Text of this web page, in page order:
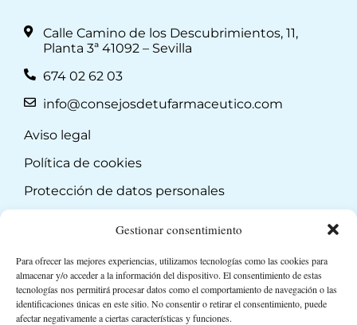
Gestionar consentimiento
Para ofrecer las mejores experiencias, utilizamos tecnologías como las cookies para
almacenar y/o acceder a la información del dispositivo. El consentimiento de estas
tecnologías nos permitirá procesar datos como el comportamiento de navegación o las
identificaciones únicas en este sitio. No consentir o retirar el consentimiento, puede
afectar negativamente a ciertas características y funciones.
Calle Camino de los Descubrimientos, 11,
Planta 3ª 41092 – Sevilla
674 02 62 03
info@consejosdetufarmaceutico.com
Aviso legal
Política de cookies
Protección de datos personales